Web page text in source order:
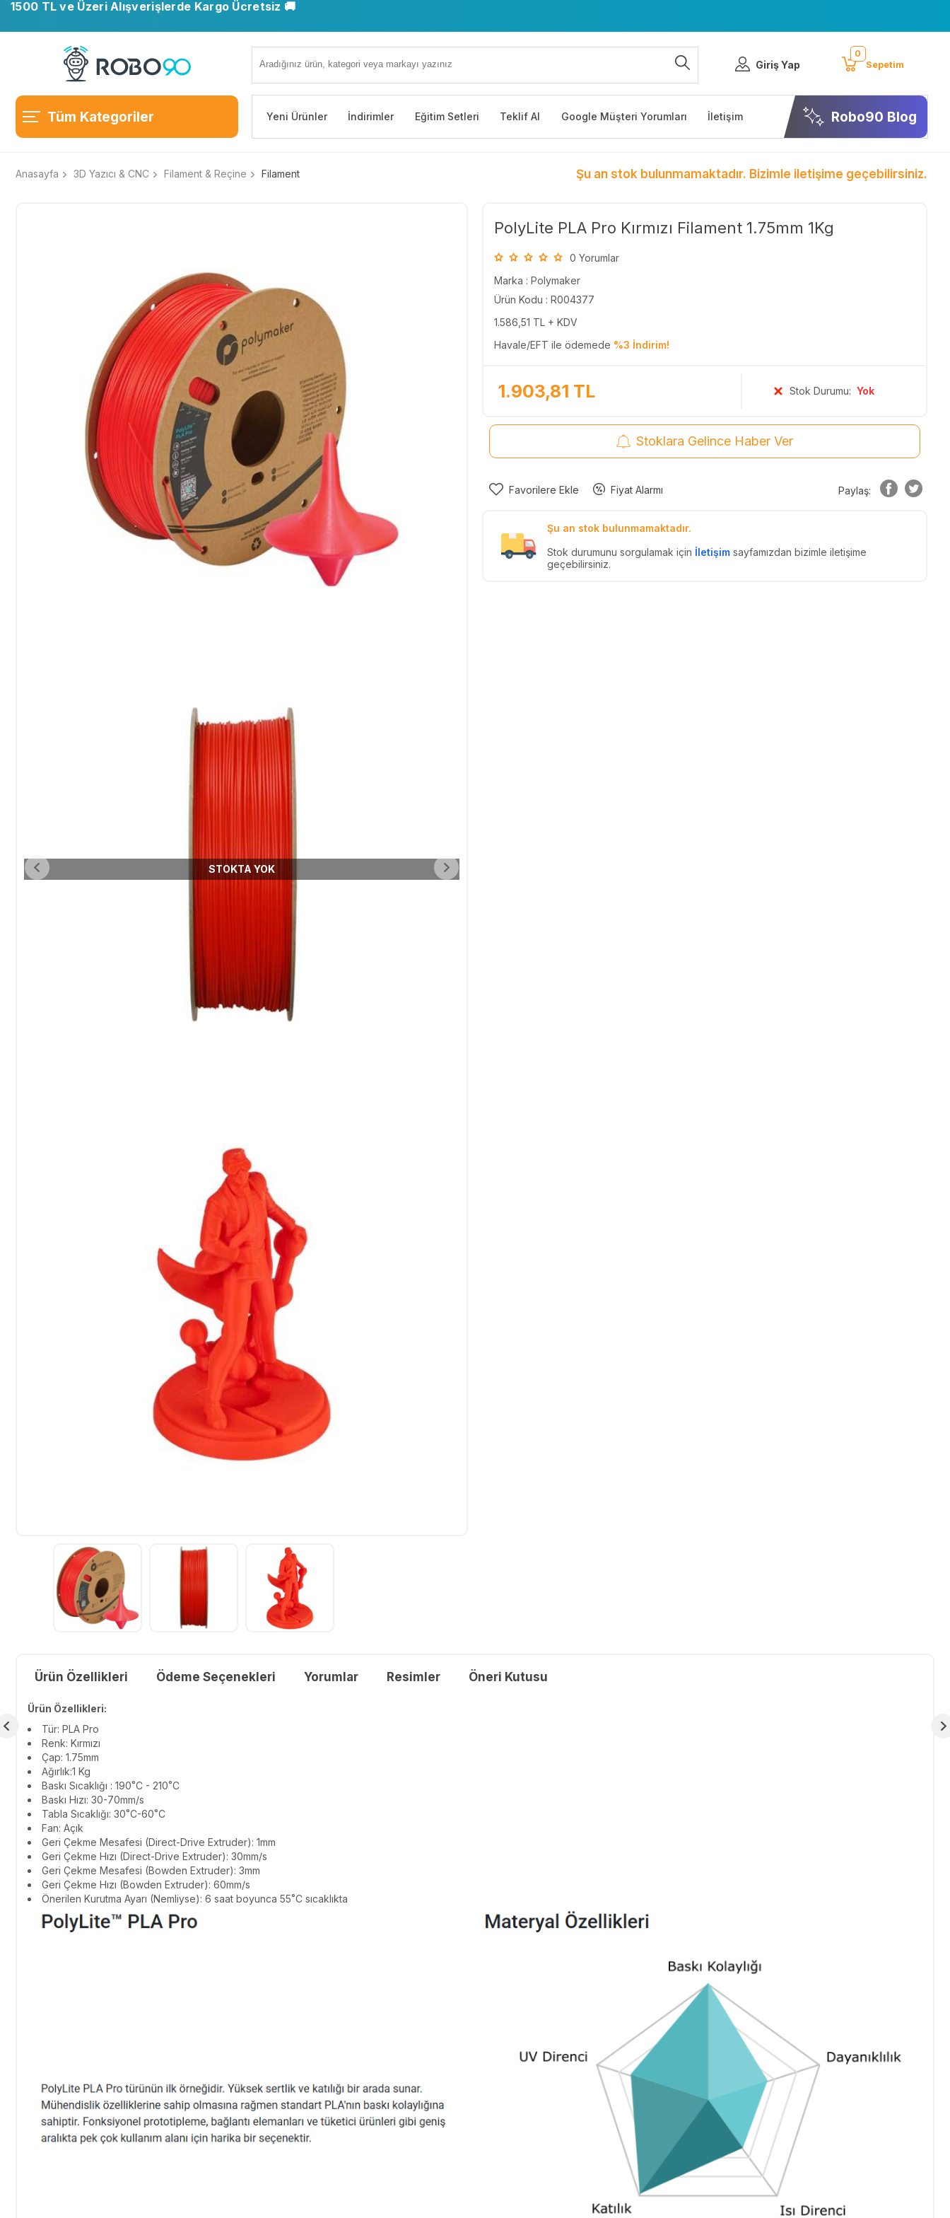
1500 TL ve Üzeri Alışverişlerde Kargo Ücretsiz 🚚
Giriş Yap
0
Sepetim
Tüm Kategoriler Yeni Ürünler İndirimler Eğitim Setleri Teklif Al Google Müşteri Yorumları İletişim Robo90 Blog
Anasayfa 3D Yazıcı & CNC Filament & Reçine Filament Şu an stok bulunmamaktadır. Bizimle iletişime geçebilirsiniz.
STOKTA YOK
PolyLite PLA Pro Kırmızı Filament 1.75mm 1Kg
0 Yorumlar
Marka : Polymaker
Ürün Kodu : R004377
1.586,51 TL + KDV
Havale/EFT ile ödemede %3 İndirim!
1.903,81 TL Stok Durumu: Yok
Stoklara Gelince Haber Ver
Favorilere Ekle Fiyat Alarmı Paylaş:
Şu an stok bulunmamaktadır.
Stok durumunu sorgulamak için İletişim sayfamızdan bizimle iletişime
geçebilirsiniz.
Ürün Özellikleri Ödeme Seçenekleri Yorumlar Resimler Öneri Kutusu
Ürün Özellikleri:
Tür: PLA Pro
Renk: Kırmızı
Çap: 1.75mm
Ağırlık:1 Kg
Baskı Sıcaklığı : 190˚C - 210˚C
Baskı Hızı: 30-70mm/s
Tabla Sıcaklığı: 30˚C-60˚C
Fan: Açık
Geri Çekme Mesafesi (Direct-Drive Extruder): 1mm
Geri Çekme Hızı (Direct-Drive Extruder): 30mm/s
Geri Çekme Mesafesi (Bowden Extruder): 3mm
Geri Çekme Hızı (Bowden Extruder): 60mm/s
Önerilen Kurutma Ayarı (Nemliyse): 6 saat boyunca 55˚C sıcaklıkta